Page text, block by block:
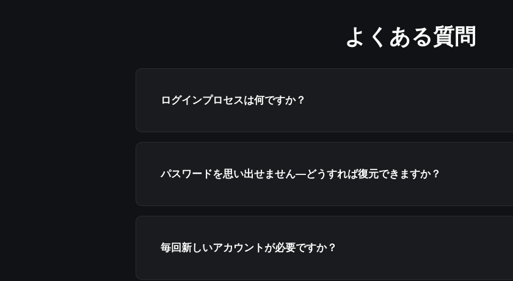
よくある質問
ログインプロセスは何ですか？
パスワードを思い出せません—どうすれば復元できますか？
毎回新しいアカウントが必要ですか？